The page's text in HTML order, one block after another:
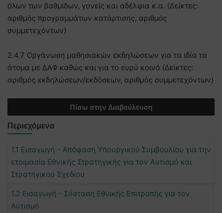
όλων των βαθμίδων, γονείς και αδέλφια κ.α. (Δείκτες:
αριθμός προγραμμάτων κατάρτισης, αριθμός
συμμετεχόντων)
2.4.7 Οργάνωση μαθησιακών εκδηλώσεων για τα ιδία τα
άτομα με ΔΑΦ καθώς και για το ευρύ κοινό (Δείκτες:
αριθμός εκδηλώσεων/εκδόσεων, αριθμός συμμετεχόντων)
Πίσω στην Διαβούλευση
Περιεχόμενα
1.1 Εισαγωγή - Απόφαση Υπουργικού Συμβουλίου για την
ετοιμασία Εθνικής Στρατηγικής για τον Αυτισμό και
Στρατηγικού Σχεδίου
1.2 Εισαγωγή - Σύσταση Εθνικής Επιτροπής για τον
Αυτισμό